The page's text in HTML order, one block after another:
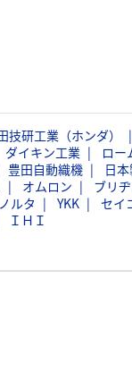
技研工業（ホンダ）
ダイキン工業
ロー
豊田自動織機
日
オムロン
ブリ
ルタ YKK
セイ
ＩＨＩ